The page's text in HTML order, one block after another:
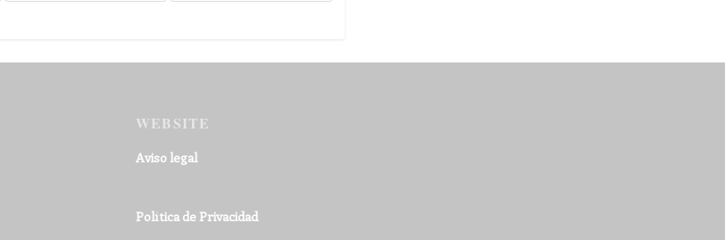
WEBSITE
Aviso legal
Política de Privacidad